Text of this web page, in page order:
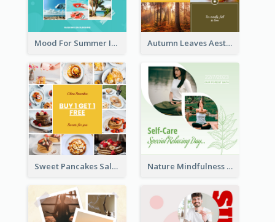
Mood For Summer Instagram Post Autumn Leaves Aesthetics Instagram Post
Sweet Pancakes Sale Instagram Post Nature Mindfulness Instagram Post